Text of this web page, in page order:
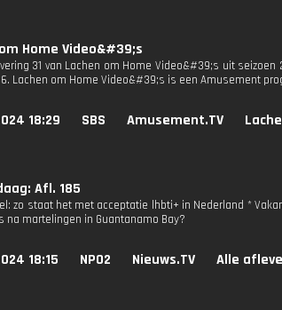
Home Video&#39;s
31 van Lachen om Home Video&#39;s uit
Lachen om Home Video&#39;s is een Amusement
18:29 SBS Amusement.TV
Afl. 185
zo staat het met acceptatie lhbti+ in Nederland *
na martelingen in Guantanamo Bay?
18:15 NPO2 Nieuws.TV Alle